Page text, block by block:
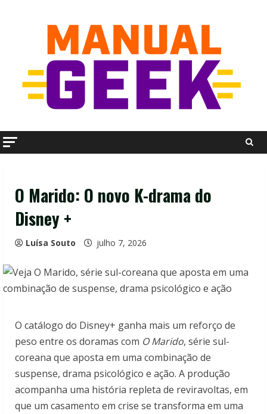
O Marido: O novo K-drama do
Disney +
Luísa Souto julho 7, 2026
O catálogo do Disney+ ganha mais um reforço de
peso entre os doramas com O Marido, série sul-
coreana que aposta em uma combinação de
suspense, drama psicológico e ação. A produção
acompanha uma história repleta de reviravoltas, em
que um casamento em crise se transforma em uma